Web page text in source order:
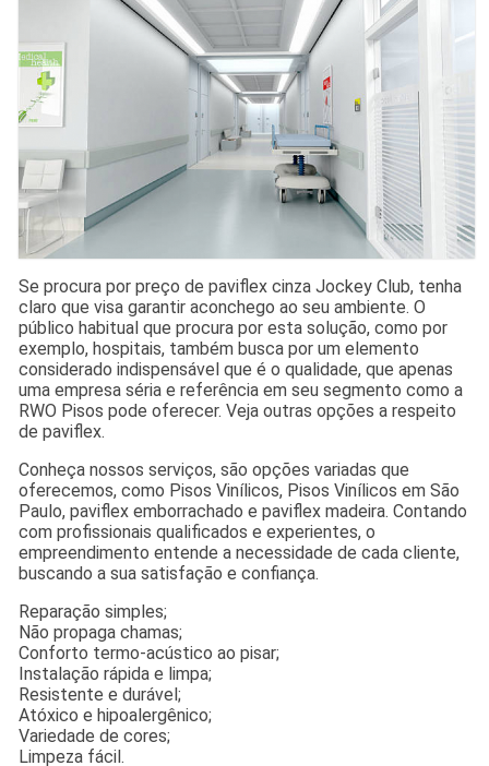
Se procura por preço de paviflex cinza Jockey Club, tenha
claro que visa garantir aconchego ao seu ambiente. O
público habitual que procura por esta solução, como por
exemplo, hospitais, também busca por um elemento
considerado indispensável que é o qualidade, que apenas
uma empresa séria e referência em seu segmento como a
RWO Pisos pode oferecer. Veja outras opções a respeito
de paviflex.
Conheça nossos serviços, são opções variadas que
oferecemos, como Pisos Vinílicos, Pisos Vinílicos em São
Paulo, paviflex emborrachado e paviflex madeira. Contando
com profissionais qualificados e experientes, o
empreendimento entende a necessidade de cada cliente,
buscando a sua satisfação e confiança.
Reparação simples;
Não propaga chamas;
Conforto termo-acústico ao pisar;
Instalação rápida e limpa;
Resistente e durável;
Atóxico e hipoalergênico;
Variedade de cores;
Limpeza fácil.